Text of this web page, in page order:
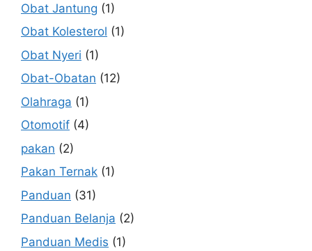
Obat Jantung (1)
Obat Kolesterol (1)
Obat Nyeri (1)
Obat-Obatan (12)
Olahraga (1)
Otomotif (4)
pakan (2)
Pakan Ternak (1)
Panduan (31)
Panduan Belanja (2)
Panduan Medis (1)